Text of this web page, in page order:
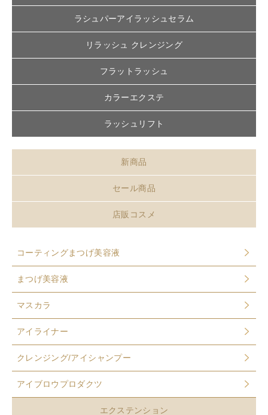
ラシュパーアイラッシュセラム
リラッシュ クレンジング
フラットラッシュ
カラーエクステ
ラッシュリフト
新商品
セール商品
店販コスメ
コーティングまつげ美容液
まつげ美容液
マスカラ
アイライナー
クレンジング/アイシャンプー
アイブロウプロダクツ
エクステンション